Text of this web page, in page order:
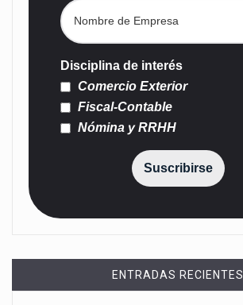
Disciplina de interés
Comercio Exterior
Fiscal-Contable
Nómina y RRHH
Suscribirse
ENTRADAS RECIENTES